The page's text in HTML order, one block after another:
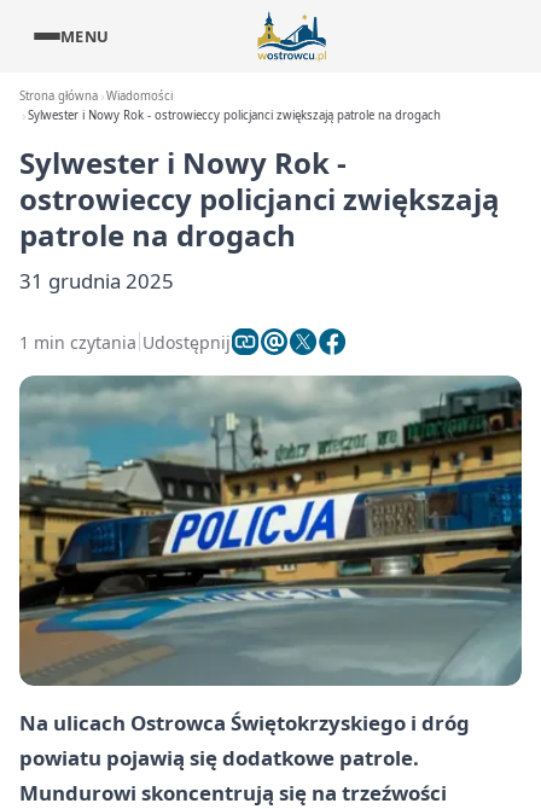
MENU
Strona główna Wiadomości
Sylwester i Nowy Rok - ostrowieccy policjanci zwiększają patrole na drogach
Sylwester i Nowy Rok -
ostrowieccy policjanci zwiększają
patrole na drogach
31 grudnia 2025
1 min czytania Udostępnij
Na ulicach Ostrowca Świętokrzyskiego i dróg
powiatu pojawią się dodatkowe patrole.
Mundurowi skoncentrują się na trzeźwości